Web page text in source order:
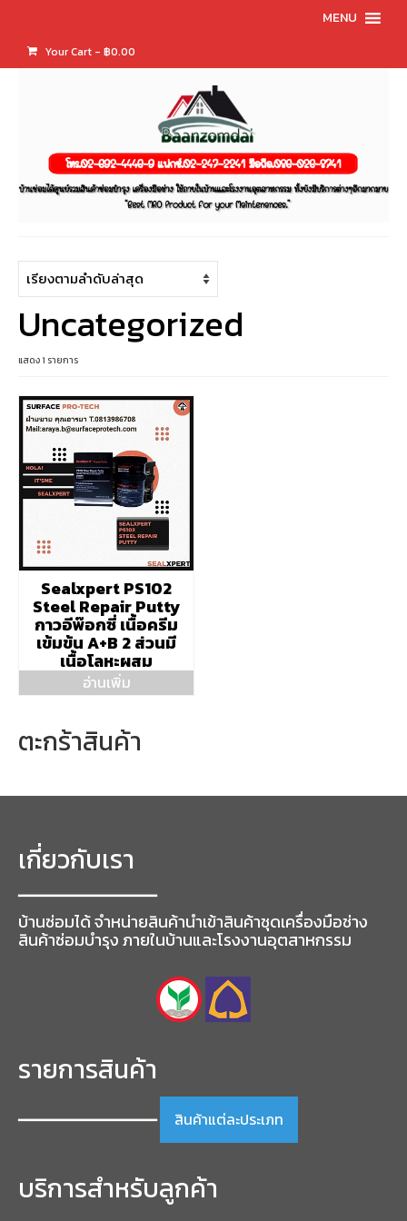
MENU
Your Cart - ฿0.00
Uncategorized
แสดง 1 รายการ
Sealxpert PS102
Steel Repair Putty
กาวอีพ๊อกซี่ เนื้อครีม
เข้มข้น A+B 2 ส่วนมี
เนื้อโลหะผสม
อ่านเพิ่ม
ตะกร้าสินค้า
เกี่ยวกับเรา
━━━━━━━━━━━━━━━━━
บ้านซ่อมได้ จำหน่ายสินค้านำเข้าสินค้าชุดเครื่องมือช่าง
สินค้าซ่อมบำรุง ภายในบ้านและโรงงานอุตสาหกรรม
รายการสินค้า
━━━━━━━━━━━━━━━━━ สินค้าแต่ละประเภท
บริการสำหรับลูกค้า